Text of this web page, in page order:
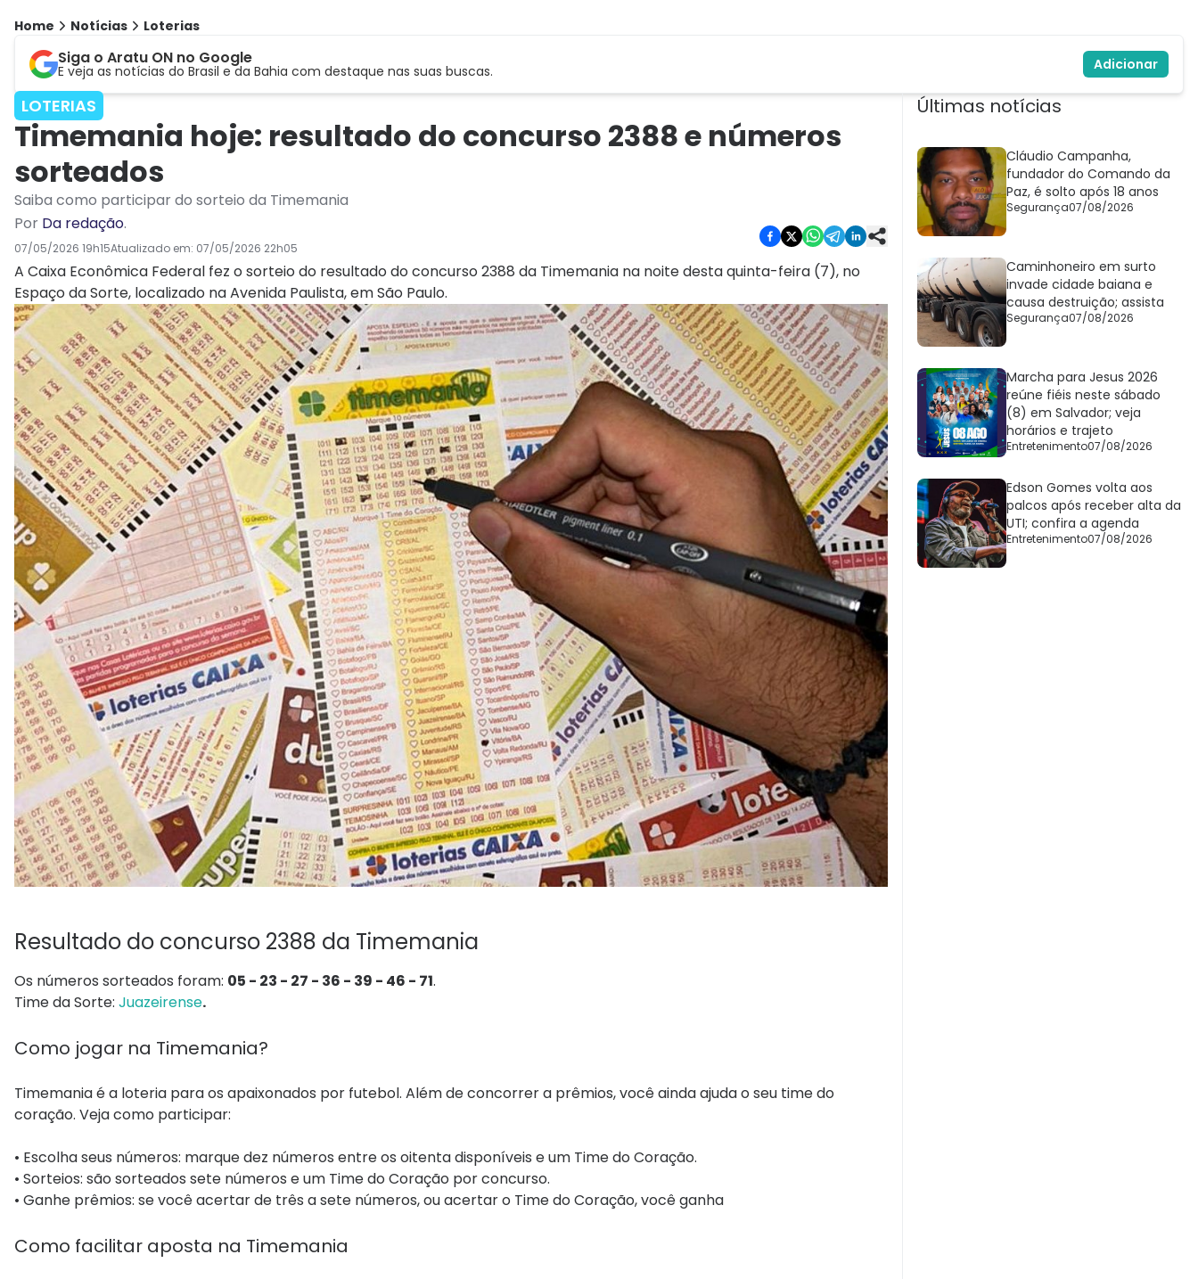
Home Notícias Loterias
Siga o Aratu ON no Google
E veja as notícias do Brasil e da Bahia com destaque nas suas buscas. Adicionar
LOTERIAS
Timemania hoje: resultado do concurso 2388 e números
sorteados
Saiba como participar do sorteio da Timemania
Por Da redação.
07/05/2026 19h15Atualizado em: 07/05/2026 22h05
A Caixa Econômica Federal fez o sorteio do resultado do concurso 2388 da Timemania na noite desta quinta-feira (7), no
Espaço da Sorte, localizado na Avenida Paulista, em São Paulo.
Resultado do concurso 2388 da Timemania
Os números sorteados foram: 05 - 23 - 27 - 36 - 39 - 46 - 71.
Time da Sorte: Juazeirense.
Como jogar na Timemania?
Timemania é a loteria para os apaixonados por futebol. Além de concorrer a prêmios, você ainda ajuda o seu time do
coração. Veja como participar:
• Escolha seus números: marque dez números entre os oitenta disponíveis e um Time do Coração.
• Sorteios: são sorteados sete números e um Time do Coração por concurso.
• Ganhe prêmios: se você acertar de três a sete números, ou acertar o Time do Coração, você ganha
Como facilitar aposta na Timemania
Últimas notícias
Cláudio Campanha,
fundador do Comando da
Paz, é solto após 18 anos
Segurança07/08/2026
Caminhoneiro em surto
invade cidade baiana e
causa destruição; assista
Segurança07/08/2026
Marcha para Jesus 2026
reúne fiéis neste sábado
(8) em Salvador; veja
horários e trajeto
Entretenimento07/08/2026
Edson Gomes volta aos
palcos após receber alta da
UTI; confira a agenda
Entretenimento07/08/2026